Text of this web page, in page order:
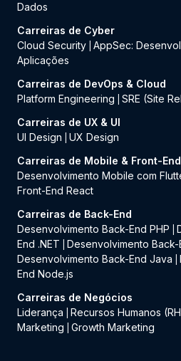
Dados
Carreiras de Cyber
Cloud Security AppSec:
Aplicações
Carreiras de DevOps & Cloud
Platform Engineering
SRE (Site
Carreiras de UX & UI
UI Design
UX Design
Carreiras de Mobile & Front-End
Desenvolvimento Mobile com
Front-End React
Carreiras de Back-End
Desenvolvimento Back-End PHP
End .NET
Desenvolvimento Back-
Desenvolvimento Back-End Java
End Node.js
Carreiras de Negócios
Liderança
Recursos Humanos
Marketing
Growth Marketing